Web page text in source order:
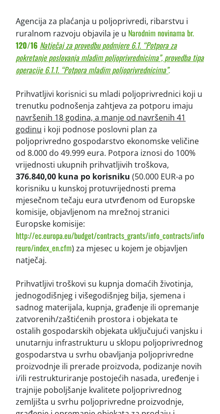
Agencija za plaćanja u poljoprivredi, ribarstvu i
ruralnom razvoju objavila je u Narodnim novinama br.
120/16 Natječaj za provedbu podmjere 6.1. “Potpora za
pokretanje poslovanja mladim poljoprivrednicima”, provedba tipa
operacije 6.1.1. “Potpora mladim poljoprivrednicima”.
Prihvatljivi korisnici su mladi poljoprivrednici koji u
trenutku podnošenja zahtjeva za potporu imaju
navršenih 18 godina, a manje od navršenih 41
godinu i koji podnose poslovni plan za
poljoprivredno gospodarstvo ekonomske veličine
od 8.000 do 49.999 eura. Potpora iznosi do 100%
vrijednosti ukupnih prihvatljivih troškova,
376.840,00 kuna po korisniku (50.000 EUR-a po
korisniku u kunskoj protuvrijednosti prema
mjesečnom tečaju eura utvrđenom od Europske
komisije, objavljenom na mrežnoj stranici
Europske komisije:
http://ec.europa.eu/budget/contracts_grants/info_contracts/info
reuro/index_en.cfm) za mjesec u kojem je objavljen
natječaj.
Prihvatljivi troškovi su kupnja domaćih životinja,
jednogodišnjeg i višegodišnjeg bilja, sjemena i
sadnog materijala, kupnja, građenje ili opremanje
zatvorenih/zaštićenih prostora i objekata te
ostalih gospodarskih objekata uključujući vanjsku i
unutarnju infrastrukturu u sklopu poljoprivrednog
gospodarstva u svrhu obavljanja poljoprivredne
proizvodnje ili prerade proizvoda, podizanje novih
i/ili restrukturiranje postojećih nasada, uređenje i
trajnije poboljšanje kvalitete poljoprivrednog
zemljišta u svrhu poljoprivredne proizvodnje,